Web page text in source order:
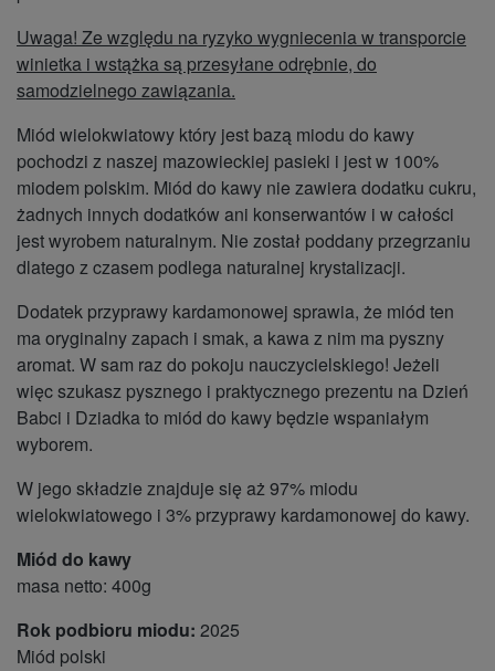
Uwaga! Ze względu na ryzyko wygniecenia w transporcie
winietka i wstążka są przesyłane odrębnie, do
samodzielnego zawiązania.
Miód wielokwiatowy który jest bazą miodu do kawy
pochodzi z naszej mazowieckiej pasieki i jest w 100%
miodem polskim. Miód do kawy nie zawiera dodatku cukru,
żadnych innych dodatków ani konserwantów i w całości
jest wyrobem naturalnym. Nie został poddany przegrzaniu
dlatego z czasem podlega naturalnej krystalizacji.
Dodatek przyprawy kardamonowej sprawia, że miód ten
ma oryginalny zapach i smak, a kawa z nim ma pyszny
aromat. W sam raz do pokoju nauczycielskiego! Jeżeli
więc szukasz pysznego i praktycznego prezentu na Dzień
Babci i Dziadka to miód do kawy będzie wspaniałym
wyborem.
W jego składzie znajduje się aż 97% miodu
wielokwiatowego i 3% przyprawy kardamonowej do kawy.
Miód do kawy
masa netto: 400g
Rok podbioru miodu: 2025
Miód polski